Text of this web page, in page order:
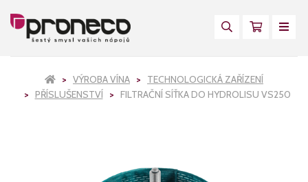
VÝROBA VÍNA
TECHNOLOGICKÁ ZAŘÍZENÍ
PŘÍSLUŠENSTVÍ
FILTRAČNÍ SÍŤKA DO HYDROLISU VS250